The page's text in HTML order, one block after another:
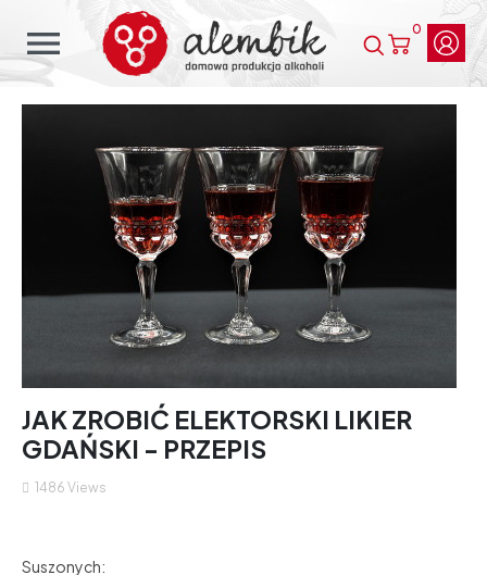
menu 0
JAK ZROBIĆ ELEKTORSKI LIKIER
GDAŃSKI - PRZEPIS
1486 Views
Suszonych: